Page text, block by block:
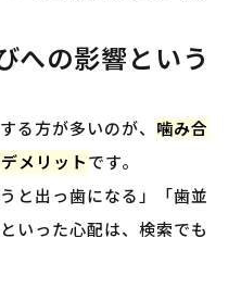
への影響という
る方が多いのが、 噛み合
メリットです。
と出っ歯になる」「歯並
いった心配は、検索でも